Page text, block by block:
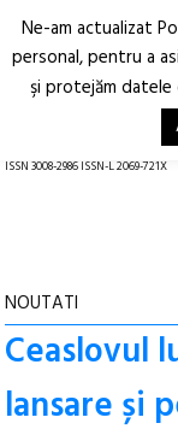
Arhitectură.
Oraș.
ISSN 3008-2986 ISSN-L 2069-721X
NOUTATI
Ceaslovul
lansare și
Ne-am actualizat
personal, pentru a
şi protejăm